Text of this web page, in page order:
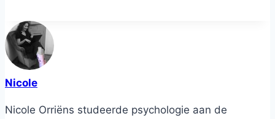
Nicole
Nicole Orriëns studeerde psychologie aan de